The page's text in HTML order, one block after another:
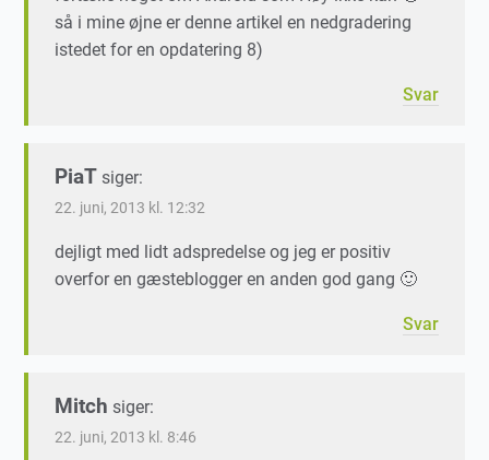
så i mine øjne er denne artikel en nedgradering
istedet for en opdatering 8)
Svar
PiaT siger:
22. juni, 2013 kl. 12:32
dejligt med lidt adspredelse og jeg er positiv
overfor en gæsteblogger en anden god gang 🙂
Svar
Mitch siger:
22. juni, 2013 kl. 8:46